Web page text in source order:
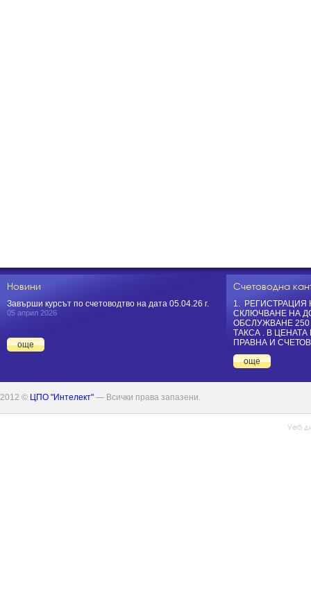
Новини
Завърши курсът по счетоводтво на дата 05.04.26 г.
05 април 2026
още
Счетоводна
1. РЕГИСТРАЦИЯ
СКЛЮЧВАНЕ НА
ОБСЛУЖВАНЕ
ТАКСА . В
ПРАВНА И
още
2012 © ЦПО "Интелект" — Всички права запазени.
Уеб